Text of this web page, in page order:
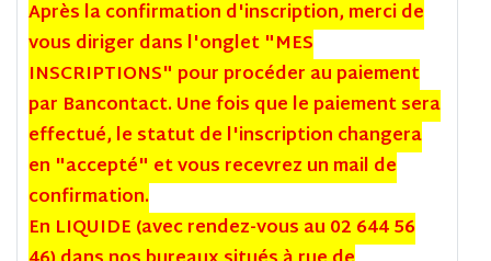
Après la confirmation d'inscription, merci de
vous diriger dans l'onglet "MES
INSCRIPTIONS" pour procéder au paiement
par Bancontact. Une fois que le paiement sera
effectué, le statut de l'inscription changera
en "accepté" et vous recevrez un mail de
confirmation.
En LIQUIDE (avec rendez-vous au 02 644 56